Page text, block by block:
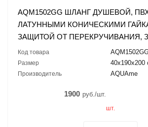
AQM1502GG ШЛАНГ ДУШЕВОЙ,
ЛАТУННЫМИ КОНИЧЕСКИМИ
ЗАЩИТОЙ ОТ ПЕРЕКРУЧИВАНИЯ,
Код товара
Размер 40х190х200
Производитель AQUAme
1900 руб./шт.
шт.